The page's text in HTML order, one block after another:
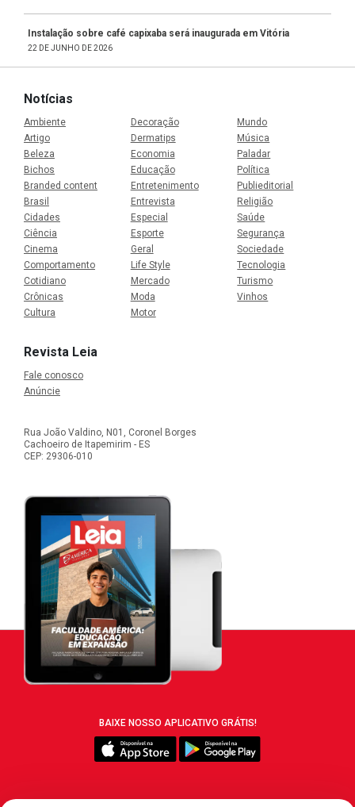
Instalação sobre café capixaba será inaugurada em Vitória
22 DE JUNHO DE 2026
Notícias
Ambiente
Artigo
Beleza
Bichos
Branded content
Brasil
Cidades
Ciência
Cinema
Comportamento
Cotidiano
Crônicas
Cultura
Decoração
Dermatips
Economia
Educação
Entretenimento
Entrevista
Especial
Esporte
Geral
Life Style
Mercado
Moda
Motor
Mundo
Música
Paladar
Política
Publieditorial
Religião
Saúde
Segurança
Sociedade
Tecnologia
Turismo
Vinhos
Revista Leia
Fale conosco
Anúncie
Rua João Valdino, N01, Coronel Borges
Cachoeiro de Itapemirim - ES
CEP: 29306-010
BAIXE NOSSO APLICATIVO GRÁTIS!